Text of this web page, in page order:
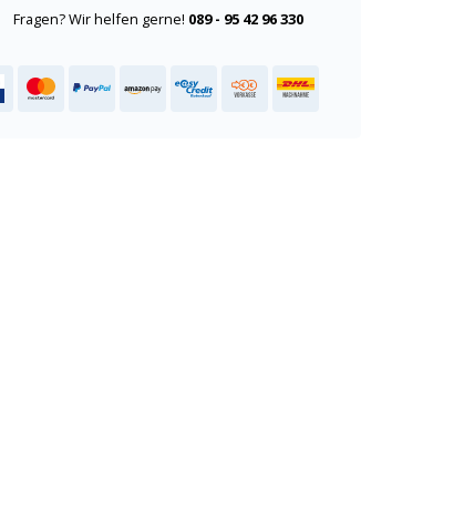
Fragen? Wir helfen gerne! 089 - 95 42 96 330